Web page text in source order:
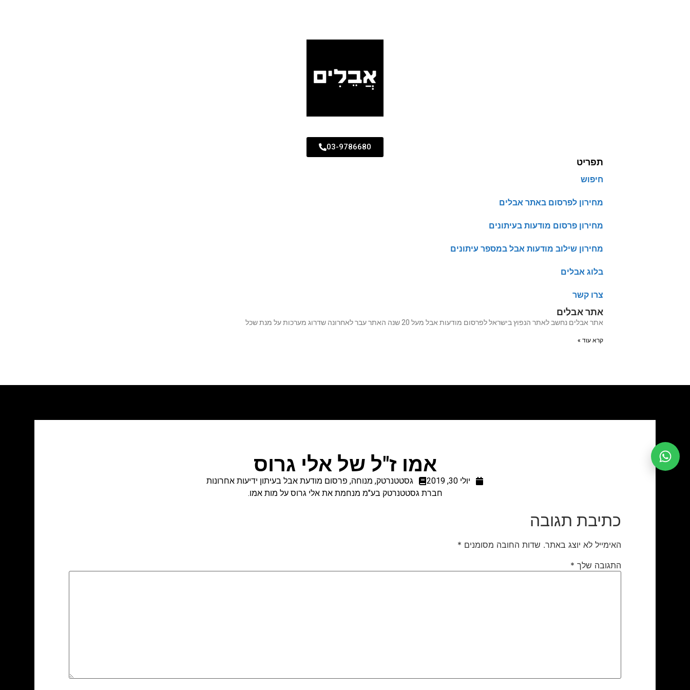
03-9786680
תפריט
חיפוש
מחירון לפרסום באתר אבלים
מחירון פרסום מודעות בעיתונים
מחירון שילוב מודעות אבל במספר עיתונים
בלוג אבלים
צרו קשר
אתר אבלים
אתר אבלים נחשב לאתר הנפוץ בישראל לפרסום מודעות אבל מעל 20 שנה האתר עבר לאחרונה שדרוג מערכות על מנת שכל
קרא עוד »
אמו ז"ל של אלי גרוס
יולי 30, 2019 גסטטנרטק, מנוחה, פרסום מודעת אבל בעיתון ידיעות אחרונות
חברת גסטטנרטק בע"מ מנחמת את אלי גרוס על מות אמו.
כתיבת תגובה
האימייל לא יוצג באתר. שדות החובה מסומנים *
התגובה שלך *